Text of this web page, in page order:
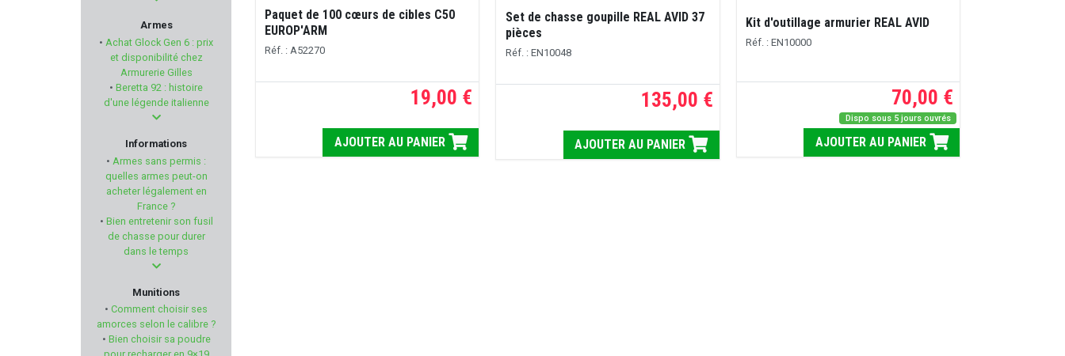
DORR
TOZ
DAVIDE PEDERSOLI & C.
FREYR & DEVIK
WADIE
FN HERSTAL
Armes
• Achat Glock Gen 6 : prix
et disponibilité chez
Armurerie Gilles
• Beretta 92 : histoire
d'une légende italienne
Informations
• Armes sans permis :
quelles armes peut-on
acheter légalement en
France ?
• Bien entretenir son fusil
de chasse pour durer
dans le temps
Munitions
• Comment choisir ses
amorces selon le calibre ?
• Bien choisir sa poudre
Paquet de 100 cœurs de cibles C50
EUROP'ARM
Réf. : A52270
19,00 €
AJOUTER AU PANIER
Set de chasse goupille REAL AVID 37
pièces
Réf. : EN10048
135,00 €
AJOUTER AU PANIER
Kit d'outillage armurier REAL AVID
Réf. : EN10000
70,00 €
Dispo sous 5 jours ouvrés
AJOUTER AU PANIER